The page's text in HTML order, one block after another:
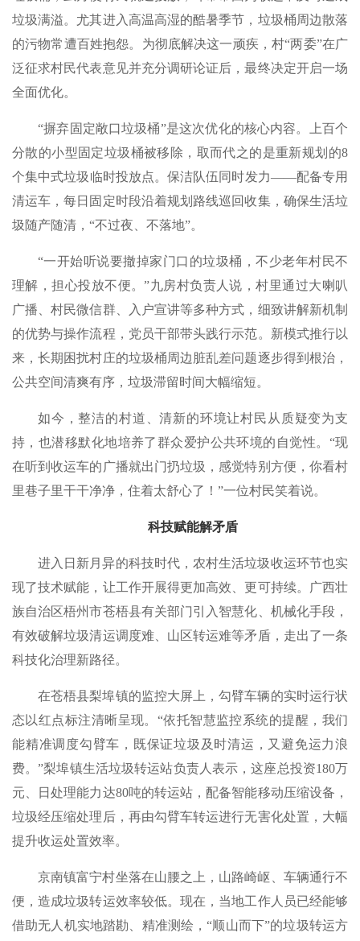
垃圾满溢。尤其进入高温高湿的酷暑季节，垃圾桶周边散落
的污物常遭百姓抱怨。为彻底解决这一顽疾，村“两委”在广
泛征求村民代表意见并充分调研论证后，最终决定开启一场
全面优化。
“摒弃固定敞口垃圾桶”是这次优化的核心内容。上百个
分散的小型固定垃圾桶被移除，取而代之的是重新规划的8
个集中式垃圾临时投放点。保洁队伍同时发力——配备专用
清运车，每日固定时段沿着规划路线巡回收集，确保生活垃
圾随产随清，“不过夜、不落地”。
“一开始听说要撤掉家门口的垃圾桶，不少老年村民不
理解，担心投放不便。”九房村负责人说，村里通过大喇叭
广播、村民微信群、入户宣讲等多种方式，细致讲解新机制
的优势与操作流程，党员干部带头践行示范。新模式推行以
来，长期困扰村庄的垃圾桶周边脏乱差问题逐步得到根治，
公共空间清爽有序，垃圾滞留时间大幅缩短。
如今，整洁的村道、清新的环境让村民从质疑变为支
持，也潜移默化地培养了群众爱护公共环境的自觉性。“现
在听到收运车的广播就出门扔垃圾，感觉特别方便，你看村
里巷子里干干净净，住着太舒心了！”一位村民笑着说。
科技赋能解矛盾
进入日新月异的科技时代，农村生活垃圾收运环节也实
现了技术赋能，让工作开展得更加高效、更可持续。广西壮
族自治区梧州市苍梧县有关部门引入智慧化、机械化手段，
有效破解垃圾清运调度难、山区转运难等矛盾，走出了一条
科技化治理新路径。
在苍梧县梨埠镇的监控大屏上，勾臂车辆的实时运行状
态以红点标注清晰呈现。“依托智慧监控系统的提醒，我们
能精准调度勾臂车，既保证垃圾及时清运，又避免运力浪
费。”梨埠镇生活垃圾转运站负责人表示，这座总投资180万
元、日处理能力达80吨的转运站，配备智能移动压缩设备，
垃圾经压缩处理后，再由勾臂车转运进行无害化处置，大幅
提升收运处置效率。
京南镇富宁村坐落在山腰之上，山路崎岖、车辆通行不
便，造成垃圾转运效率较低。现在，当地工作人员已经能够
借助无人机实地踏勘、精准测绘，“顺山而下”的垃圾转运方